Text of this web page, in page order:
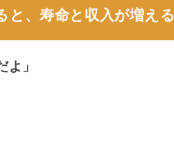
と、寿命と収入が増える
よ」